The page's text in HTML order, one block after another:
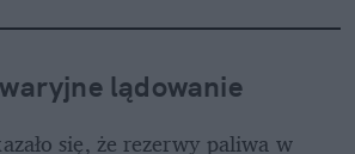
lądowanie
się, że rezerwy paliwa w